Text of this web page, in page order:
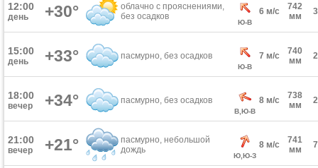
12:00
день +30°
облачно с прояснениями,
без осадков
Ю-В
6 м/с
742
мм
15:00
день +33° пасмурно, без осадков
Ю-В
7 м/с
740
мм
18:00
вечер +34° пасмурно, без осадков
В,Ю-В
8 м/с
738
мм
21:00
вечер +21°
пасмурно, небольшой
дождь
Ю,Ю-З
8 м/с
741
мм